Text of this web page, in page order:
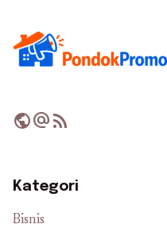
publicalternate_emailrss_feed
Kategori
Bisnis